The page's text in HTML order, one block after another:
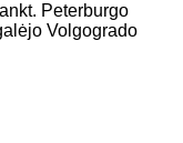
Peterburgo
Volgogrado